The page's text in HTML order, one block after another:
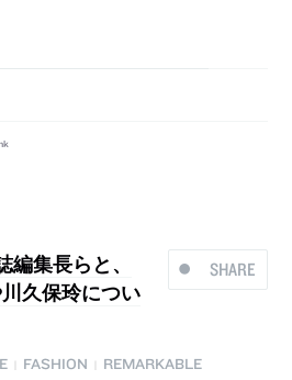
SHARE
集長らと、
久保玲につい
FASHION
REMARKABLE